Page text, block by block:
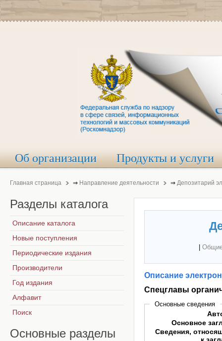
Об организации Продукты и услуги
Главная страница ⇒ Направление деятельности ⇒ Депозитарий
Описание
Спецглавы
Основные сведения
Основное
Сведения,
Разделы каталога
Описание каталога
Новые поступления
Периодические издания
Производители
Год издания
Алфавит
Поиск
Основные разделы